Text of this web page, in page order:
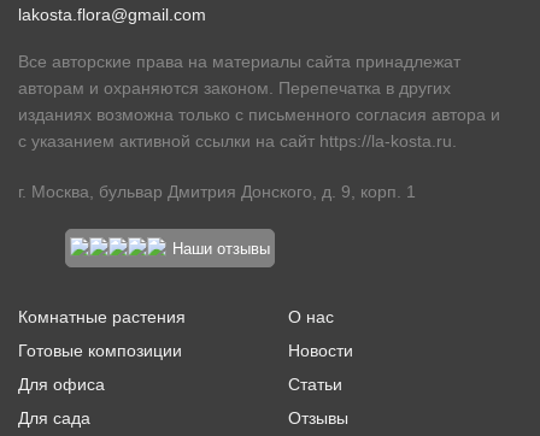
lakosta.flora@gmail.com
Все авторские права на материалы сайта принадлежат
авторам и охраняются законом. Перепечатка в других
изданиях возможна только с письменного согласия автора и
с указанием активной ссылки на сайт https://la-kosta.ru
г. Москва, бульвар Дмитрия Донского, д. 9, корп. 1
Наши отзывы
Комнатные растения
Готовые композиции
Для офиса
Для сада
О нас
Новости
Статьи
Отзывы